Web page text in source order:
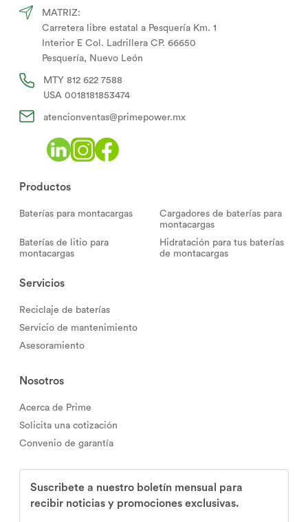
MATRIZ:
Carretera libre estatal a Pesquería Km. 1
Interior E Col. Ladrillera CP. 66650
Pesquería, Nuevo León
MTY 812 622 7588
USA 0018181853474
atencionventas@primepower.mx
Productos
Baterías para montacargas
Cargadores de baterías para
montacargas
Baterías de litio para
montacargas
Hidratación para tus baterías
de montacargas
Servicios
Reciclaje de baterías
Servicio de mantenimiento
Asesoramiento
Nosotros
Acerca de Prime
Solicita una cotización
Convenio de garantía
Suscribete a nuestro boletín mensual para
recibir noticias y promociones exclusivas.